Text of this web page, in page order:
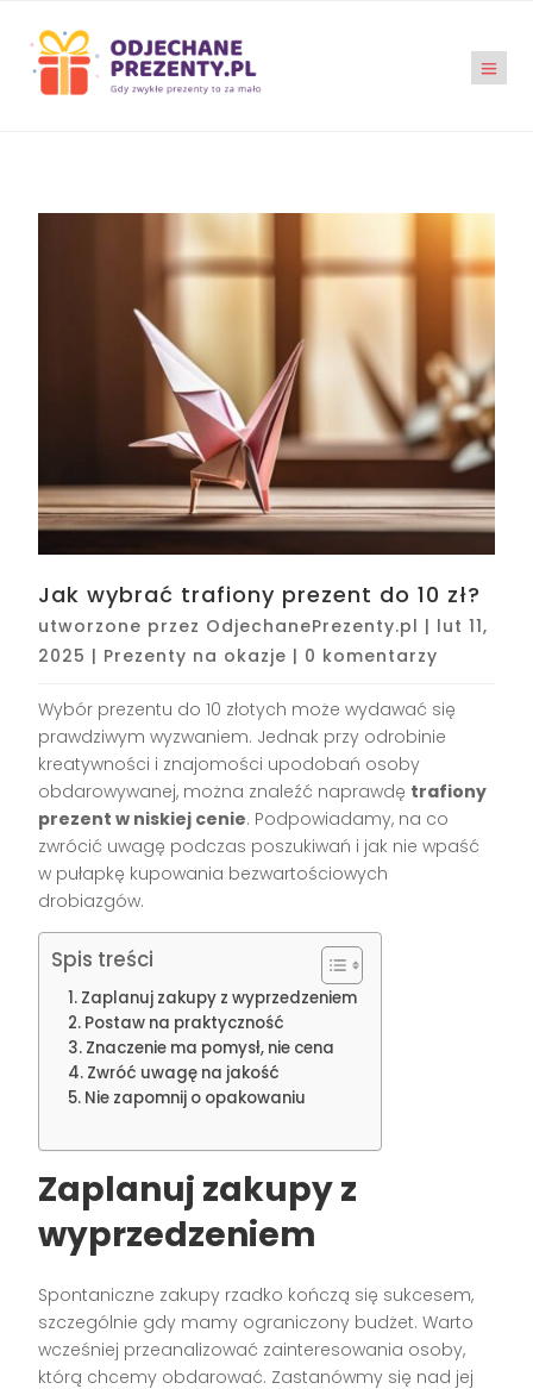
Jak wybrać trafiony prezent do 10 zł?
utworzone przez OdjechanePrezenty.pl | lut 11,
2025 | Prezenty na okazje | 0 komentarzy
Wybór prezentu do 10 złotych może wydawać się
prawdziwym wyzwaniem. Jednak przy odrobinie
kreatywności i znajomości upodobań osoby
obdarowywanej, można znaleźć naprawdę trafiony
prezent w niskiej cenie. Podpowiadamy, na co
zwrócić uwagę podczas poszukiwań i jak nie wpaść
w pułapkę kupowania bezwartościowych
drobiazgów.
Spis treści
Zaplanuj zakupy z wyprzedzeniem
Postaw na praktyczność
Znaczenie ma pomysł, nie cena
Zwróć uwagę na jakość
Nie zapomnij o opakowaniu
Zaplanuj zakupy z
wyprzedzeniem
Spontaniczne zakupy rzadko kończą się sukcesem,
szczególnie gdy mamy ograniczony budżet. Warto
wcześniej przeanalizować zainteresowania osoby,
którą chcemy obdarować. Zastanówmy się nad jej